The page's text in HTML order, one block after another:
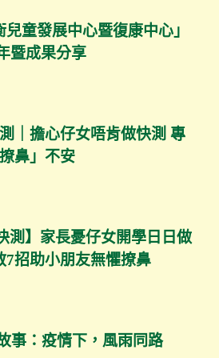
兒童發展中心暨復康中心」
暨成果分享
｜擔心仔女唔肯做快測 專
鼻」不安
測】家長憂仔女開學日日做
招助小朋友無懼撩鼻
事：疫情下，風雨同路